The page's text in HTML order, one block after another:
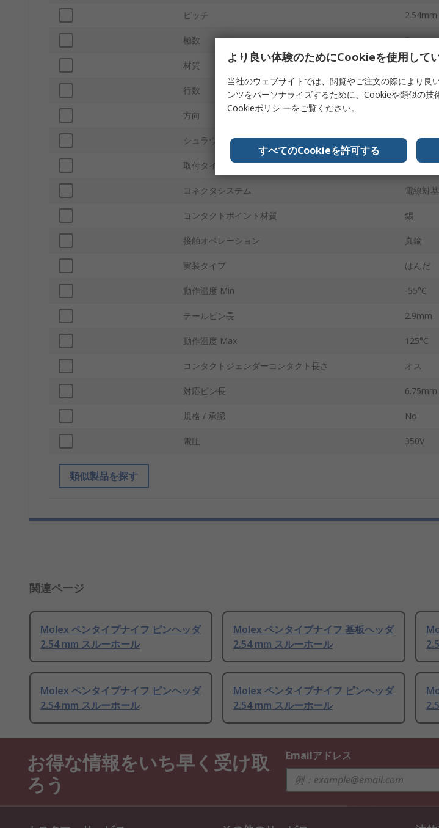
ピッチ 2.54mm
極数 2
材質 ポリエ
行数 1
方向
シュラウド/アンシュラウド シュラ
取付タイプ スルー
コネクタシステム 電線対
コンタクトポイント材質 錫
接触オペレーション 真鍮
実装タイプ はんだ
動作温度 Min -55°C
テールピン長 2.9mm
動作温度 Max 125°C
コンタクトジェンダーコンタクト長さ オス
対応ピン長 6.75mm
規格 / 承認 No
電圧 350V
類似製品を探す
関連ページ
Molex ペンタイプナイフ ピンヘッダ
2.54 mm スルーホール
Molex ペンタイプナイフ 基板ヘッダ
2.54 mm スルーホール
Molex ペンタイプナイフ ピンヘッダ
2.54 mm スルーホール
Molex ペンタイプナイフ ピンヘッダ
2.54 mm スルーホール
お得な情報をいち早く受け取
ろう
Emailアドレス
より良い体験のためにCookieを使用して
当社のウェブサイトでは、閲覧やご注文の際により良
ンツをパーソナライズするために、Cookieや類似の技
Cookieポリシ ーをご覧ください。
すべてのCookieを許可する